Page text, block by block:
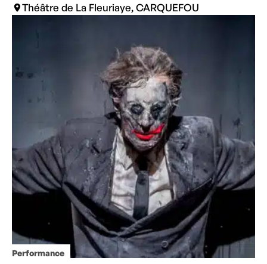
Théâtre de La Fleuriaye, CARQUEFOU
Performance